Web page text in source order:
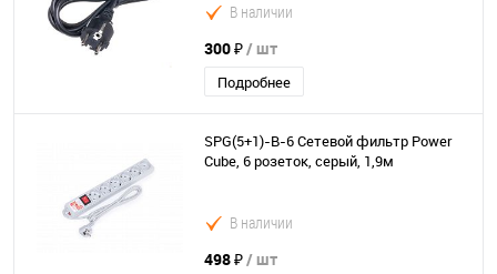
В наличии
300 ₽/ шт
Подробнее
SPG(5+1)-B-6 Сетевой фильтр Power
Cube, 6 розеток, серый, 1,9м
В наличии
498 ₽/ шт